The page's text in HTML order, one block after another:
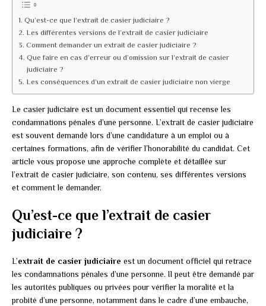
Qu’est-ce que l’extrait de casier judiciaire ?
Les différentes versions de l’extrait de casier judiciaire
Comment demander un extrait de casier judiciaire ?
Que faire en cas d’erreur ou d’omission sur l’extrait de casier
judiciaire ?
Les conséquences d’un extrait de casier judiciaire non vierge
Le casier judiciaire est un document essentiel qui recense les
condamnations pénales d’une personne. L’extrait de casier judiciaire
est souvent demandé lors d’une candidature à un emploi ou à
certaines formations, afin de vérifier l’honorabilité du candidat. Cet
article vous propose une approche complète et détaillée sur
l’extrait de casier judiciaire, son contenu, ses différentes versions
et comment le demander.
Qu’est-ce que l’extrait de casier
judiciaire ?
L’extrait de casier judiciaire est un document officiel qui retrace
les condamnations pénales d’une personne. Il peut être demandé par
les autorités publiques ou privées pour vérifier la moralité et la
probité d’une personne, notamment dans le cadre d’une embauche,